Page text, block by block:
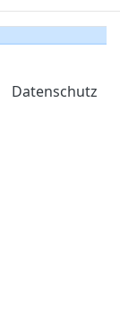
Datenschutz